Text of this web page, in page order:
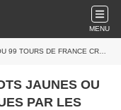
MENU
PAR LES DESSINATEURS DE PRESSE
JAUNES OU
PAR LES